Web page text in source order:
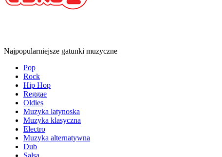
Najpopularniejsze gatunki muzyczne
Pop
Rock
Hip Hop
Reggae
Oldies
Muzyka latynoska
Muzyka klasyczna
Electro
Muzyka alternatywna
Dub